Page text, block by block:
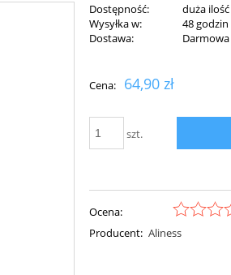
Dostępność:
duża ilość
Wysyłka w:
48 godzin
Dostawa:
Darmowa
Cena: 64,90 zł
szt.
Ocena:
Producent: Aliness